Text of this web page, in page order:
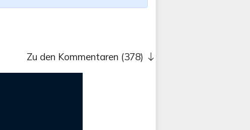
Zu den Kommentaren (378)